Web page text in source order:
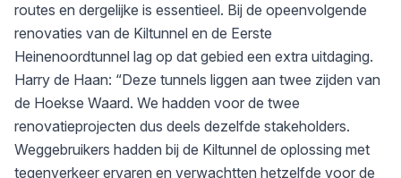
routes en dergelijke is essentieel. Bij de opeenvolgende
renovaties van de Kiltunnel en de Eerste
Heinenoordtunnel lag op dat gebied een extra uitdaging.
Harry de Haan: “Deze tunnels liggen aan twee zijden van
de Hoekse Waard. We hadden voor de twee
renovatieprojecten dus deels dezelfde stakeholders.
Weggebruikers hadden bij de Kiltunnel de oplossing met
tegenverkeer ervaren en verwachtten hetzelfde voor de